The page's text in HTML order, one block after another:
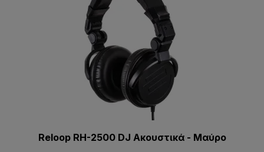
Reloop RH-2500 DJ Aκουστικά - Μαύρο